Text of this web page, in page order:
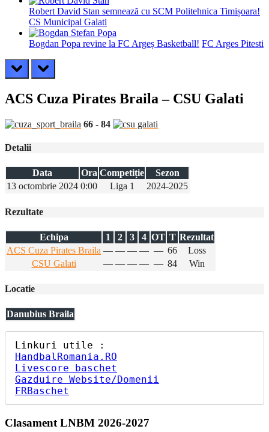
Robert David Stan semnează cu SCM Politehnica Timișoara!
CS Municipal Galati
Bogdan Popa revine la FC Argeș Basketball! FC Arges Pitesti
prev next
ACS Cuza Pirates Braila – CSU Galati
66 - 84
Detalii
Data Ora Competiție
Sezon
13 octombrie 2024 0:00 Liga 1 2024-2025
Rezultate
Echipa 1 2 3 4 OT T Rezultat
ACS Cuza Pirates Braila — — — — — 66
Loss
CSU Galati
— — — — — 84 Win
Locatie
Danubius Braila
HandbalRomania.RO
Livescore baschet
Gazduire Website/Domenii
FRBaschet
Clasament LNBM 2026-2027